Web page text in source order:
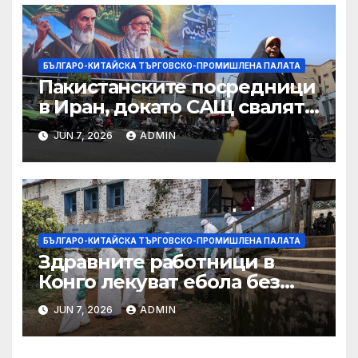
Министерство на
търговията
БЪЛГАРО-КИТАЙСКА ТЪРГОВСКО-ПРОМИШЛЕНА ПАЛАТА
Пакистанските посредници
в Иран, докато САЩ свалят
дронове, Ливан търси мир
JUN 7, 2026 ADMIN
БЪЛГАРО-КИТАЙСКА ТЪРГОВСКО-ПРОМИШЛЕНА ПАЛАТА
Здравните работници в
Конго лекуват ебола без
заплащане, докато СЗО
търси ресурси
JUN 7, 2026 ADMIN